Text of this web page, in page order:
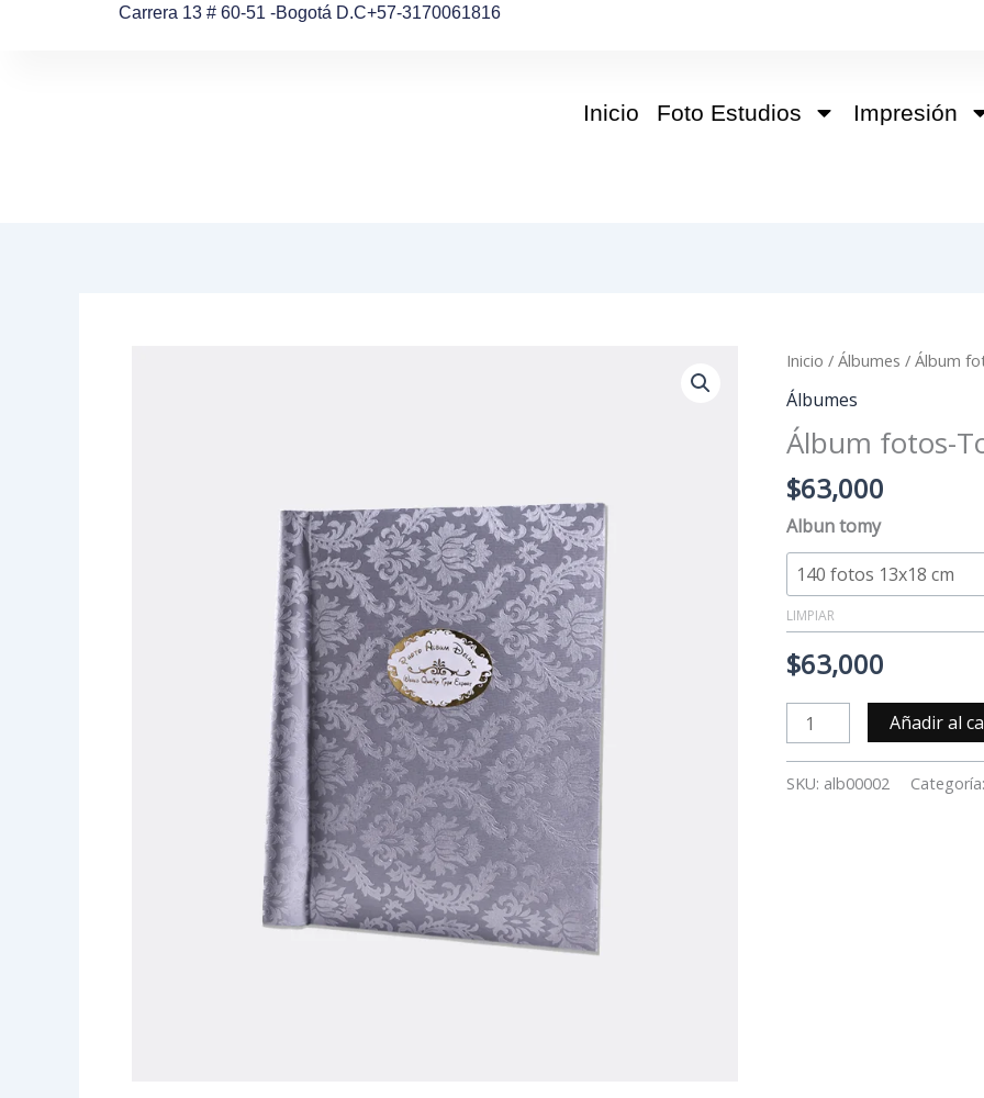
Carrera 13 # 60-51 -Bogotá D.C+57-3170061816
Inicio Foto Estudios Impresión
Inicio /Álbumes / Álbum
Álbumes
Álbum fotos-
$63,000
Albun tomy
LIMPIAR
$63,000
Álbum
fotos-
cantidad
Añadir al
SKU: alb00002